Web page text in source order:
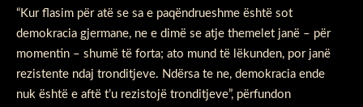
“Kur flasim për atë se sa e paqëndrueshme është sot
demokracia gjermane, ne e dimë se atje themelet janë – për
momentin – shumë të forta; ato mund të lëkunden, por janë
rezistente ndaj tronditjeve. Ndërsa te ne, demokracia ende
nuk është e aftë t’u rezistojë tronditjeve”, përfundon